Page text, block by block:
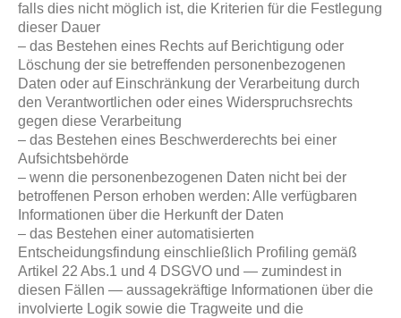
falls dies nicht möglich ist, die Kriterien für die Festlegung
dieser Dauer
– das Bestehen eines Rechts auf Berichtigung oder
Löschung der sie betreffenden personenbezogenen
Daten oder auf Einschränkung der Verarbeitung durch
den Verantwortlichen oder eines Widerspruchsrechts
gegen diese Verarbeitung
– das Bestehen eines Beschwerderechts bei einer
Aufsichtsbehörde
– wenn die personenbezogenen Daten nicht bei der
betroffenen Person erhoben werden: Alle verfügbaren
Informationen über die Herkunft der Daten
– das Bestehen einer automatisierten
Entscheidungsfindung einschließlich Profiling gemäß
Artikel 22 Abs.1 und 4 DSGVO und — zumindest in
diesen Fällen — aussagekräftige Informationen über die
involvierte Logik sowie die Tragweite und die